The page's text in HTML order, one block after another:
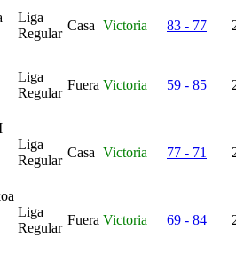
Liga
Regular
Casa Victoria 83 - 77
Liga
Regular
Fuera Victoria 59 - 85
Liga
Regular
Casa Victoria 77 - 71
Liga
Regular
Fuera Victoria 69 - 84